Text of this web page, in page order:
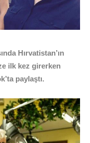
Hırvatistan’ın
ilk kez girerken
paylaştı.